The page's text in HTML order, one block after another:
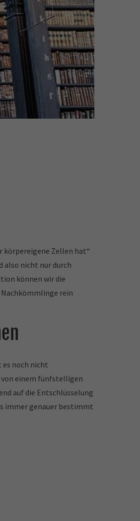
körpereigene Zellen hat“
also nicht nur durch
können wir die
Nachkömmlinge rein
noch nicht
von einem fünfstelligen
auf die Entschlüsselung
immer genauer bestimmt